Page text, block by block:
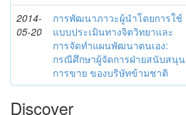
2014-
05-20
การพัฒนาภาวะผู้นำโดยการใช้
แบบประเมินทางจิตวิทยาและ
การจัดทำแผนพัฒนาตนเอง:
กรณีศึกษาผู้จัดการฝ่ายสนับสนุน
การขาย ของบริษัทข้ามชาติ
Discover